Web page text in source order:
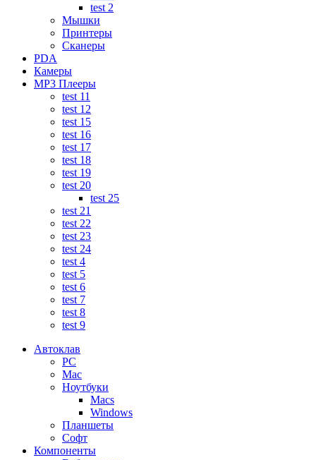
test 2
Мышки
Принтеры
Сканеры
PDA
Камеры
MP3 Плееры
test 11
test 12
test 15
test 16
test 17
test 18
test 19
test 20
test 25
test 21
test 22
test 23
test 24
test 4
test 5
test 6
test 7
test 8
test 9
Автоклав
PC
Mac
Ноутбуки
Macs
Windows
Планшеты
Софт
Компоненты